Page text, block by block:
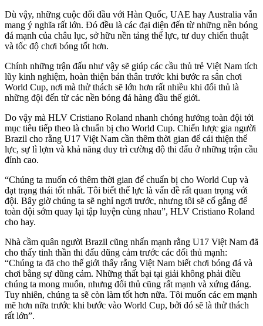
Dù vậy, những cuộc đối đầu với Hàn Quốc, UAE hay Australia vẫn
mang ý nghĩa rất lớn. Đó đều là các đại diện đến từ những nền bóng
đá mạnh của châu lục, sở hữu nền tảng thể lực, tư duy chiến thuật
và tốc độ chơi bóng tốt hơn.
Chính những trận đấu như vậy sẽ giúp các cầu thủ trẻ Việt Nam tích
lũy kinh nghiệm, hoàn thiện bản thân trước khi bước ra sân chơi
World Cup, nơi mà thử thách sẽ lớn hơn rất nhiều khi đối thủ là
những đội đến từ các nền bóng đá hàng đầu thế giới.
Do vậy mà HLV Cristiano Roland nhanh chóng hướng toàn đội tới
mục tiêu tiếp theo là chuẩn bị cho World Cup. Chiến lược gia người
Brazil cho rằng U17 Việt Nam cần thêm thời gian để cải thiện thể
lực, sự lì lợm và khả năng duy trì cường độ thi đấu ở những trận cầu
đỉnh cao.
“Chúng ta muốn có thêm thời gian để chuẩn bị cho World Cup và
đạt trạng thái tốt nhất. Tôi biết thể lực là vấn đề rất quan trọng với
đội. Bây giờ chúng ta sẽ nghỉ ngơi trước, nhưng tôi sẽ cố gắng để
toàn đội sớm quay lại tập luyện cùng nhau”, HLV Cristiano Roland
cho hay.
Nhà cầm quân người Brazil cũng nhấn mạnh rằng U17 Việt Nam đã
cho thấy tinh thần thi đấu dũng cảm trước các đối thủ mạnh:
“Chúng ta đã cho thế giới thấy rằng Việt Nam biết chơi bóng đá và
chơi bằng sự dũng cảm. Những thất bại tại giải không phải điều
chúng ta mong muốn, nhưng đối thủ cũng rất mạnh và xứng đáng.
Tuy nhiên, chúng ta sẽ còn làm tốt hơn nữa. Tôi muốn các em mạnh
mẽ hơn nữa trước khi bước vào World Cup, bởi đó sẽ là thử thách
rất lớn”.